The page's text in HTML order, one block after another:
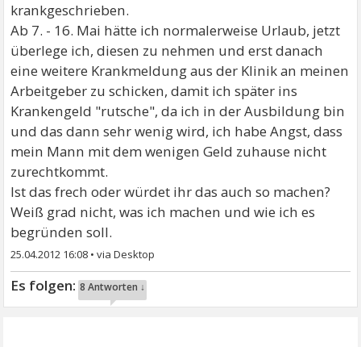
krankgeschrieben.
Ab 7. - 16. Mai hätte ich normalerweise Urlaub, jetzt
überlege ich, diesen zu nehmen und erst danach
eine weitere Krankmeldung aus der Klinik an meinen
Arbeitgeber zu schicken, damit ich später ins
Krankengeld "rutsche", da ich in der Ausbildung bin
und das dann sehr wenig wird, ich habe Angst, dass
mein Mann mit dem wenigen Geld zuhause nicht
zurechtkommt.
Ist das frech oder würdet ihr das auch so machen?
Weiß grad nicht, was ich machen und wie ich es
begründen soll.
25.04.2012 16:08 •
8 Antworten ↓